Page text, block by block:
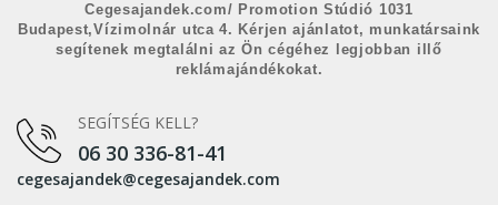
Cegesajandek.com/ Promotion Stúdió 1031
Budapest,Vízimolnár utca 4. Kérjen ajánlatot, munkatársaink
segítenek megtalálni az Ön cégéhez legjobban illő
reklámajándékokat.
SEGÍTSÉG KELL?
06 30 336-81-41
cegesajandek@cegesajandek.com